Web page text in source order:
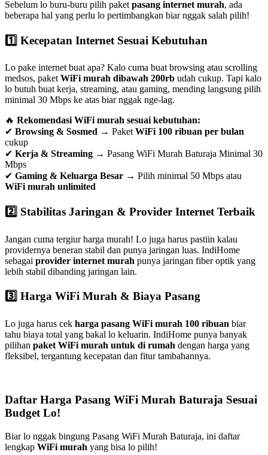
Sebelum lo buru-buru pilih paket pasang internet murah, ada
beberapa hal yang perlu lo pertimbangkan biar nggak salah pilih!
1️⃣ Kecepatan Internet Sesuai Kebutuhan
Lo pake internet buat apa? Kalo cuma buat browsing atau scrolling
medsos, paket WiFi murah dibawah 200rb udah cukup. Tapi kalo
lo butuh buat kerja, streaming, atau gaming, mending langsung pilih
minimal 30 Mbps ke atas biar nggak nge-lag.
🔥 Rekomendasi WiFi murah sesuai kebutuhan:
✔ Browsing & Sosmed → Paket WiFi 100 ribuan per bulan
cukup
✔ Kerja & Streaming → Pasang WiFi Murah Baturaja Minimal 30
Mbps
✔ Gaming & Keluarga Besar → Pilih minimal 50 Mbps atau
WiFi murah unlimited
2️⃣ Stabilitas Jaringan & Provider Internet Terbaik
Jangan cuma tergiur harga murah! Lo juga harus pastiin kalau
providernya beneran stabil dan punya jaringan luas. IndiHome
sebagai provider internet murah punya jaringan fiber optik yang
lebih stabil dibanding jaringan lain.
3️⃣ Harga WiFi Murah & Biaya Pasang
Lo juga harus cek harga pasang WiFi murah 100 ribuan biar
tahu biaya total yang bakal lo keluarin. IndiHome punya banyak
pilihan paket WiFi murah untuk di rumah dengan harga yang
fleksibel, tergantung kecepatan dan fitur tambahannya.
Daftar Harga Pasang WiFi Murah Baturaja Sesuai
Budget Lo!
Biar lo nggak bingung Pasang WiFi Murah Baturaja, ini daftar
lengkap WiFi murah yang bisa lo pilih!